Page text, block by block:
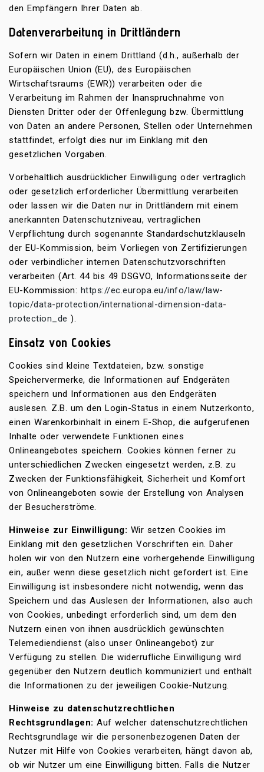
den Empfängern Ihrer Daten ab.
Datenverarbeitung in Drittländern
Sofern wir Daten in einem Drittland (d.h., außerhalb der
Europäischen Union (EU), des Europäischen
Wirtschaftsraums (EWR)) verarbeiten oder die
Verarbeitung im Rahmen der Inanspruchnahme von
Diensten Dritter oder der Offenlegung bzw. Übermittlung
von Daten an andere Personen, Stellen oder Unternehmen
stattfindet, erfolgt dies nur im Einklang mit den
gesetzlichen Vorgaben.
Vorbehaltlich ausdrücklicher Einwilligung oder vertraglich
oder gesetzlich erforderlicher Übermittlung verarbeiten
oder lassen wir die Daten nur in Drittländern mit einem
anerkannten Datenschutzniveau, vertraglichen
Verpflichtung durch sogenannte Standardschutzklauseln
der EU-Kommission, beim Vorliegen von Zertifizierungen
oder verbindlicher internen Datenschutzvorschriften
verarbeiten (Art. 44 bis 49 DSGVO, Informationsseite der
EU-Kommission: https://ec.europa.eu/info/law/law-
topic/data-protection/international-dimension-data-
protection_de ).
Einsatz von Cookies
Cookies sind kleine Textdateien, bzw. sonstige
Speichervermerke, die Informationen auf Endgeräten
speichern und Informationen aus den Endgeräten
auslesen. Z.B. um den Login-Status in einem Nutzerkonto,
einen Warenkorbinhalt in einem E-Shop, die aufgerufenen
Inhalte oder verwendete Funktionen eines
Onlineangebotes speichern. Cookies können ferner zu
unterschiedlichen Zwecken eingesetzt werden, z.B. zu
Zwecken der Funktionsfähigkeit, Sicherheit und Komfort
von Onlineangeboten sowie der Erstellung von Analysen
der Besucherströme.
Hinweise zur Einwilligung: Wir setzen Cookies im
Einklang mit den gesetzlichen Vorschriften ein. Daher
holen wir von den Nutzern eine vorhergehende Einwilligung
ein, außer wenn diese gesetzlich nicht gefordert ist. Eine
Einwilligung ist insbesondere nicht notwendig, wenn das
Speichern und das Auslesen der Informationen, also auch
von Cookies, unbedingt erforderlich sind, um dem den
Nutzern einen von ihnen ausdrücklich gewünschten
Telemediendienst (also unser Onlineangebot) zur
Verfügung zu stellen. Die widerrufliche Einwilligung wird
gegenüber den Nutzern deutlich kommuniziert und enthält
die Informationen zu der jeweiligen Cookie-Nutzung.
Hinweise zu datenschutzrechtlichen
Rechtsgrundlagen: Auf welcher datenschutzrechtlichen
Rechtsgrundlage wir die personenbezogenen Daten der
Nutzer mit Hilfe von Cookies verarbeiten, hängt davon ab,
ob wir Nutzer um eine Einwilligung bitten. Falls die Nutzer